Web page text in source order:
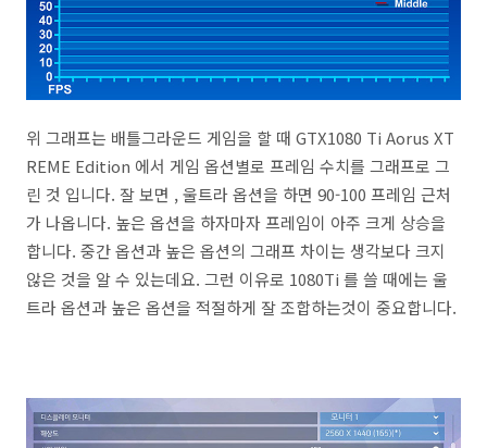
위 그래프는 배틀그라운드 게임을 할 때 GTX1080 Ti Aorus XT
REME Edition 에서 게임 옵션별로 프레임 수치를 그래프로 그
린 것 입니다. 잘 보면 , 울트라 옵션을 하면 90-100 프레임 근처
가 나옵니다. 높은 옵션을 하자마자 프레임이 아주 크게 상승을
합니다. 중간 옵션과 높은 옵션의 그래프 차이는 생각보다 크지
않은 것을 알 수 있는데요. 그런 이유로 1080Ti 를 쓸 때에는 울
트라 옵션과 높은 옵션을 적절하게 잘 조합하는것이 중요합니다.